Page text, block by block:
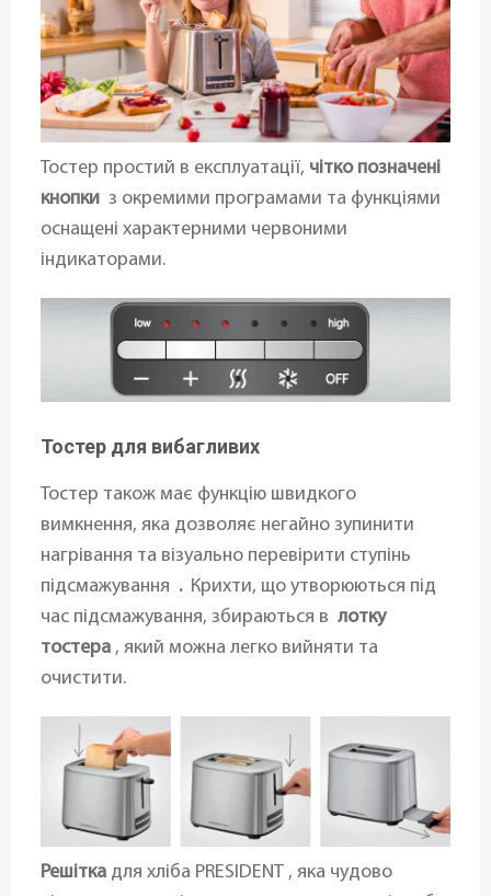
Тостер простий в експлуатації, чітко позначені
кнопки з окремими програмами та функціями
оснащені характерними червоними
індикаторами.
Тостер для вибагливих
Тостер також має функцію швидкого
вимкнення, яка дозволяє негайно зупинити
нагрівання та візуально перевірити ступінь
підсмажування .Крихти, що утворюються під
час підсмажування, збираються в лотку
тостера , який можна легко вийняти та
очистити.
Решітка для хліба PRESIDENT , яка чудово